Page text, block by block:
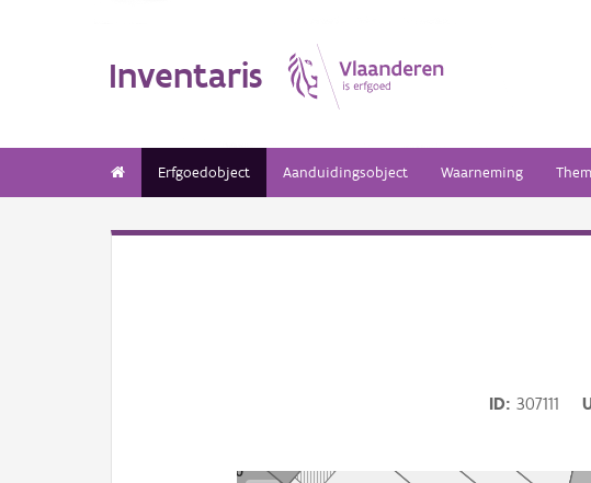
Inventaris
Erfgoedobject Aanduidingsobject Waarneming
ID
307111